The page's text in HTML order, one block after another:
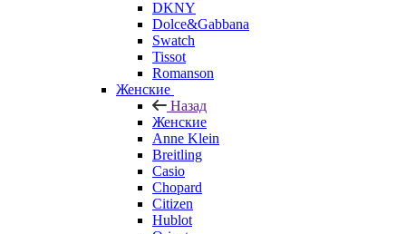
DKNY
Dolce&Gabbana
Swatch
Tissot
Romanson
Женские
Назад
Женские
Anne Klein
Breitling
Casio
Chopard
Citizen
Hublot